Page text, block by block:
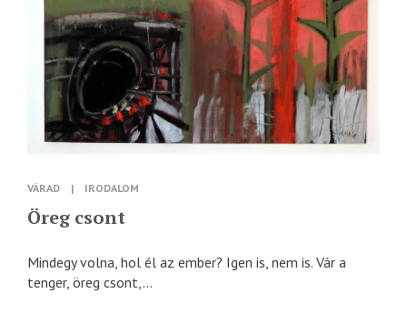
VÁRAD | IRODALOM
Öreg csont
Mindegy volna, hol él az ember? Igen is, nem is. Vár a
tenger, öreg csont,...